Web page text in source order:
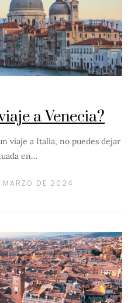
a Venecia?
viaje a Italia, no puedes dejar
en…
MARZO DE 2024